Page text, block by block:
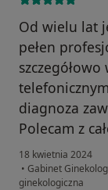
Od wielu lat
pełen
diagnoza
Polecam z
18 kwietnia 2024
• Gabinet
ginekologiczna